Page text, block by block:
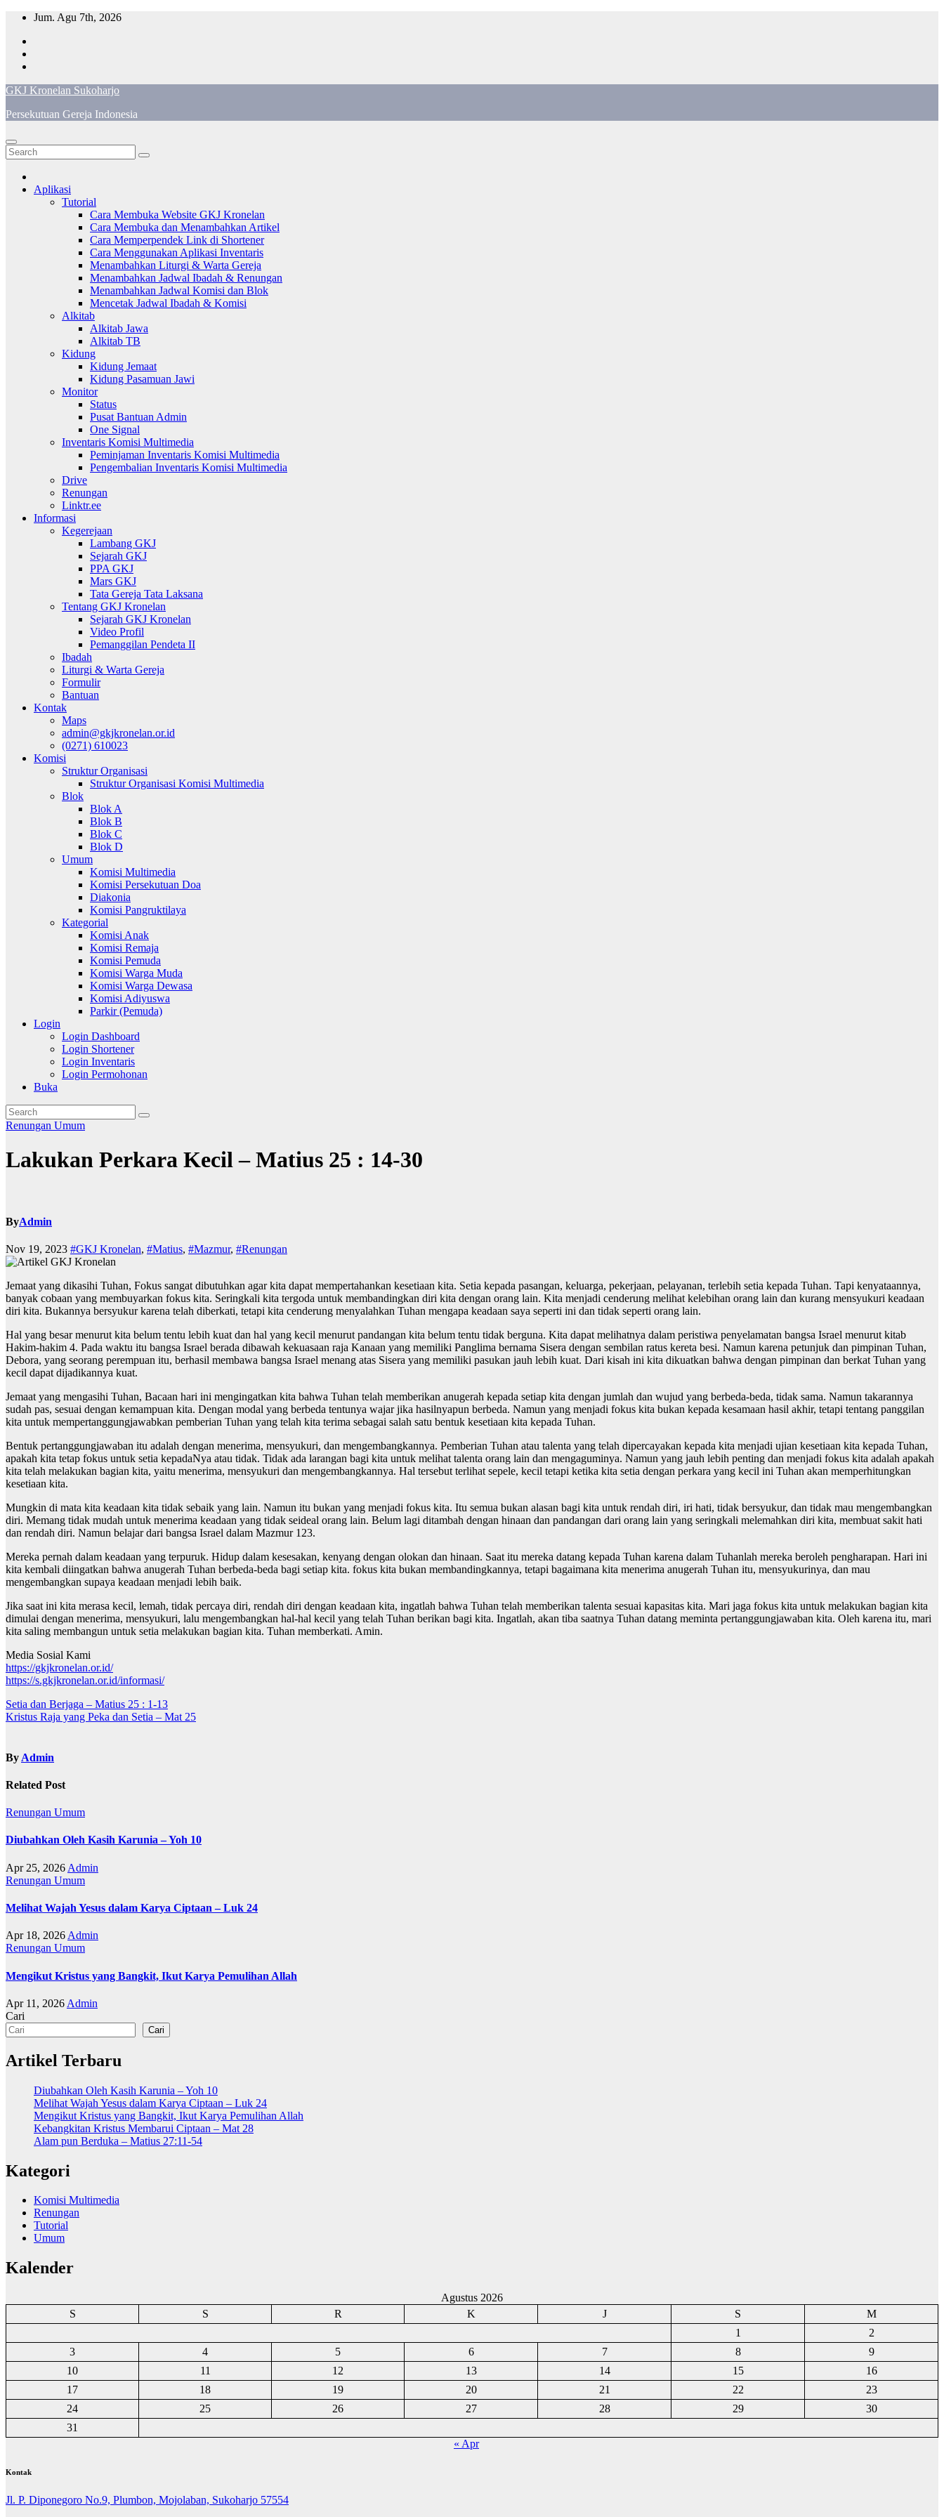
Skip
content
Jum. Agu 7th, 2026
GKJ Kronelan Sukoharjo
Persekutuan Gereja Indonesia
Aplikasi
Tutorial
Cara Membuka Website GKJ Kronelan
Cara Membuka dan Menambahkan Artikel
Cara Memperpendek Link di Shortener
Cara Menggunakan Aplikasi Inventaris
Menambahkan Liturgi & Warta Gereja
Menambahkan Jadwal Ibadah & Renungan
Menambahkan Jadwal Komisi dan Blok
Mencetak Jadwal Ibadah & Komisi
Alkitab
Alkitab Jawa
Alkitab TB
Kidung
Kidung Jemaat
Kidung Pasamuan Jawi
Monitor
Status
Pusat Bantuan Admin
One Signal
Inventaris Komisi Multimedia
Peminjaman Inventaris Komisi Multimedia
Pengembalian Inventaris Komisi Multimedia
Drive
Renungan
Linktr.ee
Informasi
Kegerejaan
Lambang GKJ
Sejarah GKJ
PPA GKJ
Mars GKJ
Tata Gereja Tata Laksana
Tentang GKJ Kronelan
Sejarah GKJ Kronelan
Video Profil
Pemanggilan Pendeta II
Ibadah
Liturgi & Warta Gereja
Formulir
Bantuan
Kontak
Maps
admin@gkjkronelan.or.id
(0271) 610023
Komisi
Struktur Organisasi
Struktur Organisasi Komisi Multimedia
Blok
Blok A
Blok B
Blok C
Blok D
Umum
Komisi Multimedia
Komisi Persekutuan Doa
Diakonia
Komisi Pangruktilaya
Kategorial
Komisi Anak
Komisi Remaja
Komisi Pemuda
Komisi Warga Muda
Komisi Warga Dewasa
Komisi Adiyuswa
Parkir (Pemuda)
Login
Login Dashboard
Login Shortener
Login Inventaris
Login Permohonan
Buka
Renungan Umum
Lakukan Perkara Kecil – Matius 25 : 14-30
ByAdmin
Nov 19, 2023 #GKJ Kronelan, #Matius, #Mazmur, #Renungan
Jemaat yang dikasihi Tuhan, Fokus sangat dibutuhkan agar kita dapat mempertahankan kesetiaan kita. Setia kepada pasangan, keluarga, pekerjaan, pelayanan, terlebih setia kepada Tuhan. Tapi kenyataannya,
banyak cobaan yang membuyarkan fokus kita. Seringkali kita tergoda untuk membandingkan diri kita dengan orang lain. Kita menjadi cenderung melihat kelebihan orang lain dan kurang mensyukuri keadaan
diri kita. Bukannya bersyukur karena telah diberkati, tetapi kita cenderung menyalahkan Tuhan mengapa keadaan saya seperti ini dan tidak seperti orang lain.
Hal yang besar menurut kita belum tentu lebih kuat dan hal yang kecil menurut pandangan kita belum tentu tidak berguna. Kita dapat melihatnya dalam peristiwa penyelamatan bangsa Israel menurut kitab
Hakim-hakim 4. Pada waktu itu bangsa Israel berada dibawah kekuasaan raja Kanaan yang memiliki Panglima bernama Sisera dengan sembilan ratus kereta besi. Namun karena petunjuk dan pimpinan Tuhan,
Debora, yang seorang perempuan itu, berhasil membawa bangsa Israel menang atas Sisera yang memiliki pasukan jauh lebih kuat. Dari kisah ini kita dikuatkan bahwa dengan pimpinan dan berkat Tuhan yang
kecil dapat dijadikannya kuat.
Jemaat yang mengasihi Tuhan, Bacaan hari ini mengingatkan kita bahwa Tuhan telah memberikan anugerah kepada setiap kita dengan jumlah dan wujud yang berbeda-beda, tidak sama. Namun takarannya
sudah pas, sesuai dengan kemampuan kita. Dengan modal yang berbeda tentunya wajar jika hasilnyapun berbeda. Namun yang menjadi fokus kita bukan kepada kesamaan hasil akhir, tetapi tentang panggilan
kita untuk mempertanggungjawabkan pemberian Tuhan yang telah kita terima sebagai salah satu bentuk kesetiaan kita kepada Tuhan.
Bentuk pertanggungjawaban itu adalah dengan menerima, mensyukuri, dan mengembangkannya. Pemberian Tuhan atau talenta yang telah dipercayakan kepada kita menjadi ujian kesetiaan kita kepada Tuhan,
apakah kita tetap fokus untuk setia kepadaNya atau tidak. Tidak ada larangan bagi kita untuk melihat talenta orang lain dan mengaguminya. Namun yang jauh lebih penting dan menjadi fokus kita adalah apakah
kita telah melakukan bagian kita, yaitu menerima, mensyukuri dan mengembangkannya. Hal tersebut terlihat sepele, kecil tetapi ketika kita setia dengan perkara yang kecil ini Tuhan akan memperhitungkan
kesetiaan kita.
Mungkin di mata kita keadaan kita tidak sebaik yang lain. Namun itu bukan yang menjadi fokus kita. Itu semua bukan alasan bagi kita untuk rendah diri, iri hati, tidak bersyukur, dan tidak mau mengembangkan
diri. Memang tidak mudah untuk menerima keadaan yang tidak seideal orang lain. Belum lagi ditambah dengan hinaan dan pandangan dari orang lain yang seringkali melemahkan diri kita, membuat sakit hati
dan rendah diri. Namun belajar dari bangsa Israel dalam Mazmur 123.
Mereka pernah dalam keadaan yang terpuruk. Hidup dalam kesesakan, kenyang dengan olokan dan hinaan. Saat itu mereka datang kepada Tuhan karena dalam Tuhanlah mereka beroleh pengharapan. Hari ini
kita kembali diingatkan bahwa anugerah Tuhan berbeda-beda bagi setiap kita. fokus kita bukan membandingkannya, tetapi bagaimana kita menerima anugerah Tuhan itu, mensyukurinya, dan mau
mengembangkan supaya keadaan menjadi lebih baik.
Jika saat ini kita merasa kecil, lemah, tidak percaya diri, rendah diri dengan keadaan kita, ingatlah bahwa Tuhan telah memberikan talenta sesuai kapasitas kita. Mari jaga fokus kita untuk melakukan bagian kita
dimulai dengan menerima, mensyukuri, lalu mengembangkan hal-hal kecil yang telah Tuhan berikan bagi kita. Ingatlah, akan tiba saatnya Tuhan datang meminta pertanggungjawaban kita. Oleh karena itu, mari
kita saling membangun untuk setia melakukan bagian kita. Tuhan memberkati. Amin.
Media Sosial Kami
https://gkjkronelan.or.id/
https://s.gkjkronelan.or.id/informasi/
Navigasi
pos
Setia dan Berjaga – Matius 25 : 1-13
Kristus Raja yang Peka dan Setia – Mat 25
By Admin
Related Post
Renungan Umum
Diubahkan Oleh Kasih Karunia – Yoh 10
Apr 25, 2026 Admin
Renungan Umum
Melihat Wajah Yesus dalam Karya Ciptaan – Luk 24
Apr 18, 2026 Admin
Renungan Umum
Mengikut Kristus yang Bangkit, Ikut Karya Pemulihan Allah
Apr 11, 2026 Admin
Cari
Cari
Artikel Terbaru
Diubahkan Oleh Kasih Karunia – Yoh 10
Melihat Wajah Yesus dalam Karya Ciptaan – Luk 24
Mengikut Kristus yang Bangkit, Ikut Karya Pemulihan Allah
Kebangkitan Kristus Membarui Ciptaan – Mat 28
Alam pun Berduka – Matius 27:11-54
Kategori
Komisi Multimedia
Renungan
Tutorial
Umum
Kalender
Agustus 2026
S
S R K J S
M
1
2
3
4 5 6 7 8
9
10
11 12 13 14 15
16
17
18 19 20 21 22
23
24
25 26 27 28 29
30
31
« Apr
Kontak
Jl. P. Diponegoro No.9, Plumbon, Mojolaban, Sukoharjo 57554